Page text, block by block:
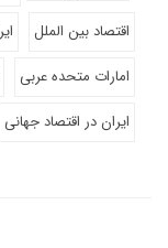
اقتصاد بین الملل
امارات متحده عربی
ایران در اقتصاد جهانی